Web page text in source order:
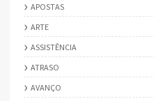
APOSTAS
ARTE
ASSISTÊNCIA
ATRASO
AVANÇO